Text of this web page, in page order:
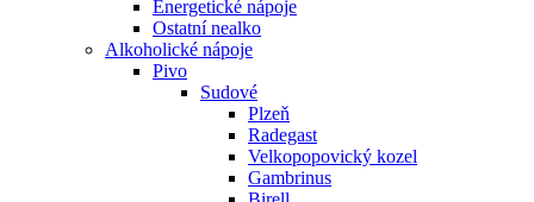
Energetické nápoje
Ostatní nealko
Alkoholické nápoje
Pivo
Sudové
Plzeň
Radegast
Velkopopovický kozel
Gambrinus